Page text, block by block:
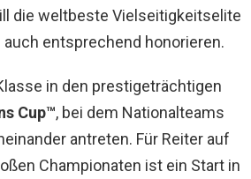
die weltbeste Vielseitigkeitselite
entsprechend honorieren.
in den prestigeträchtigen
Cup™, bei dem Nationalteams
antreten. Für Reiter auf
Championaten ist ein Start in